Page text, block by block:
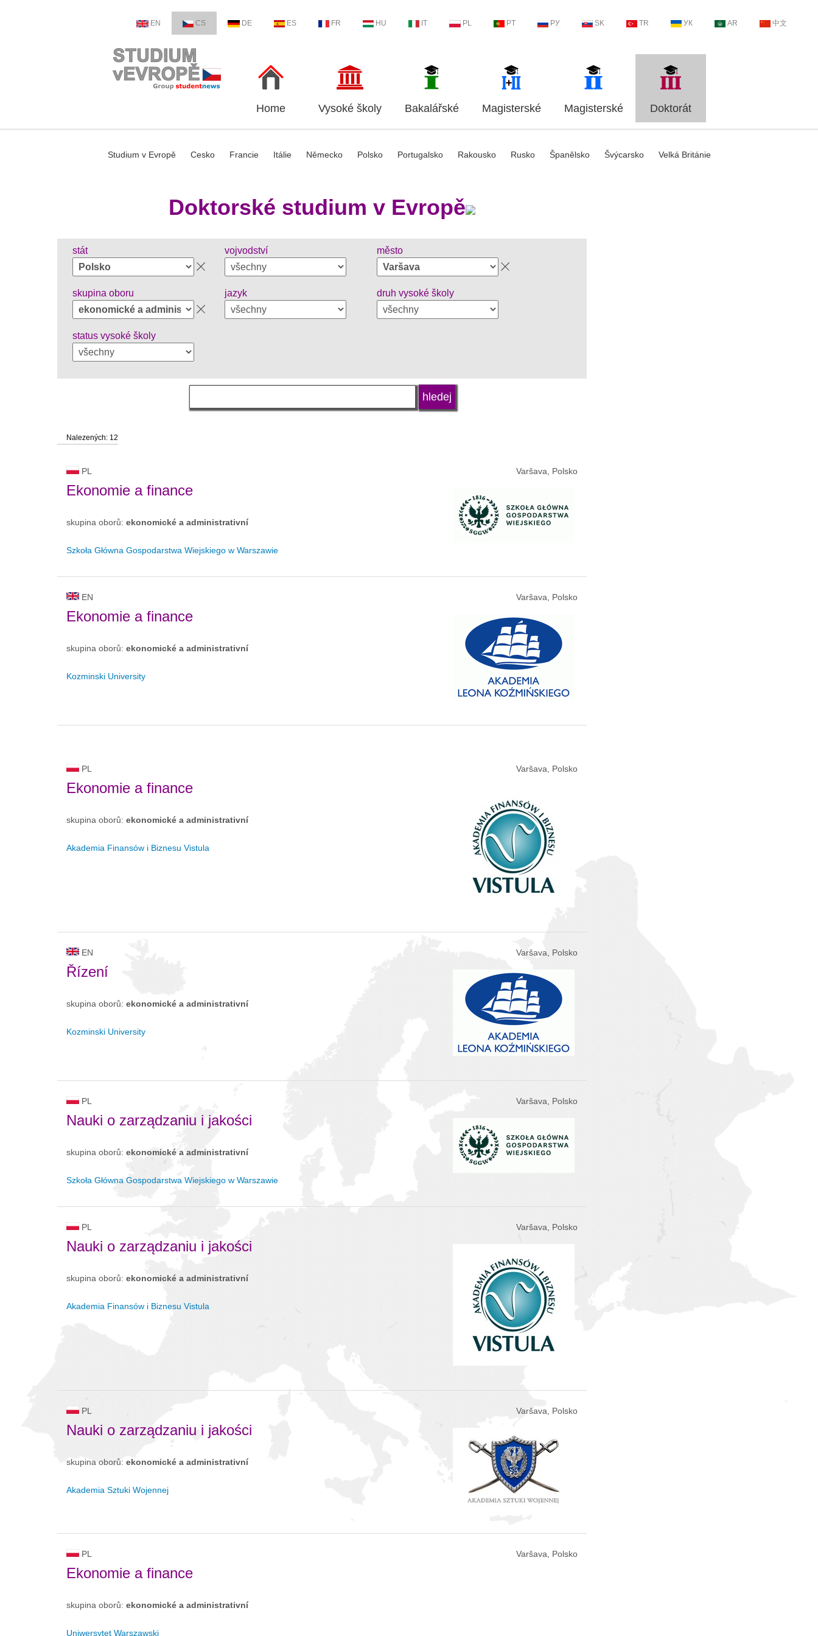
EN CS DE ES FR HU IT PL PT РУ SK TR УК AR 中文
Home Vysoké školy Bakalářské Magisterské Magisterské Doktorát
Studium v Evropě Cesko Francie Itálie Německo Polsko Portugalsko Rakousko Rusko Španělsko Švýcarsko Velká Británie
Doktorské studium v Evropě
stát vojvodství město
skupina oboru jazyk druh vysoké školy
status vysoké školy
Nalezených: 12
PL Varšava, Polsko
Ekonomie a finance
skupina oborů: ekonomické a administrativní
Szkoła Główna Gospodarstwa Wiejskiego w Warszawie
EN Varšava, Polsko
Ekonomie a finance
skupina oborů: ekonomické a administrativní
Kozminski University
PL Varšava, Polsko
Ekonomie a finance
skupina oborů: ekonomické a administrativní
Akademia Finansów i Biznesu Vistula
EN Varšava, Polsko
Řízení
skupina oborů: ekonomické a administrativní
Kozminski University
PL Varšava, Polsko
Nauki o zarządzaniu i jakości
skupina oborů: ekonomické a administrativní
Szkoła Główna Gospodarstwa Wiejskiego w Warszawie
PL Varšava, Polsko
Nauki o zarządzaniu i jakości
skupina oborů: ekonomické a administrativní
Akademia Finansów i Biznesu Vistula
PL Varšava, Polsko
Nauki o zarządzaniu i jakości
skupina oborů: ekonomické a administrativní
Akademia Sztuki Wojennej
PL Varšava, Polsko
Ekonomie a finance
skupina oborů: ekonomické a administrativní
Uniwersytet Warszawski